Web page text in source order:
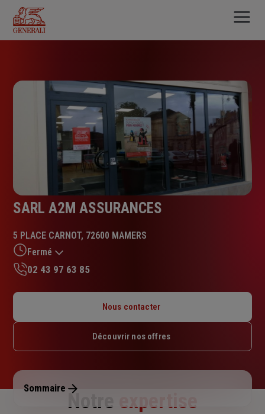
contenu
principal
SARL A2M ASSURANCES
5 PLACE CARNOT, 72600 MAMERS
Fermé
Mardi : 09h – 12h30 / 14h – 17h30
Jeudi : 09h – 12h30 / 14h – 17h30
Dimanche : Fermé
02 43 97 63 85
Nous contacter
Découvrir nos offres
Sommaire
Notre expertise